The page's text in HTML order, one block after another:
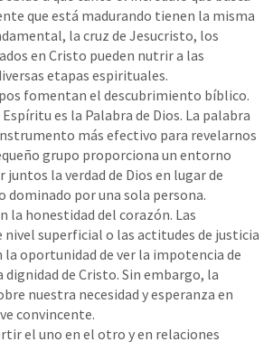
que está madurando tienen la misma
la cruz de Jesucristo, los
en Cristo pueden nutrir a las
etapas espirituales.
fomentan el descubrimiento bíblico.
Espíritu es la Palabra de Dios. La palabra
más efectivo para revelarnos
grupo proporciona un entorno
juntos la verdad de Dios en lugar de
dominado por una sola persona.
la honestidad del corazón. Las
nivel superficial o las actitudes de justicia
oportunidad de ver la impotencia de
dignidad de Cristo. Sin embargo, la
nuestra necesidad y esperanza en
convincente.
el uno en el otro y en relaciones